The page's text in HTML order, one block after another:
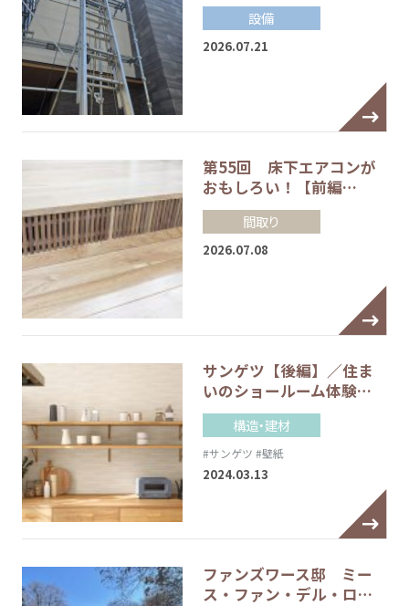
設備
2026.07.21
第55回 床下エアコンが
おもしろい！【前編…
間取り
2026.07.08
サンゲツ【後編】／住ま
いのショールーム体験…
構造・建材
#サンゲツ #壁紙
2024.03.13
ファンズワース邸 ミー
ス・ファン・デル・ロ…